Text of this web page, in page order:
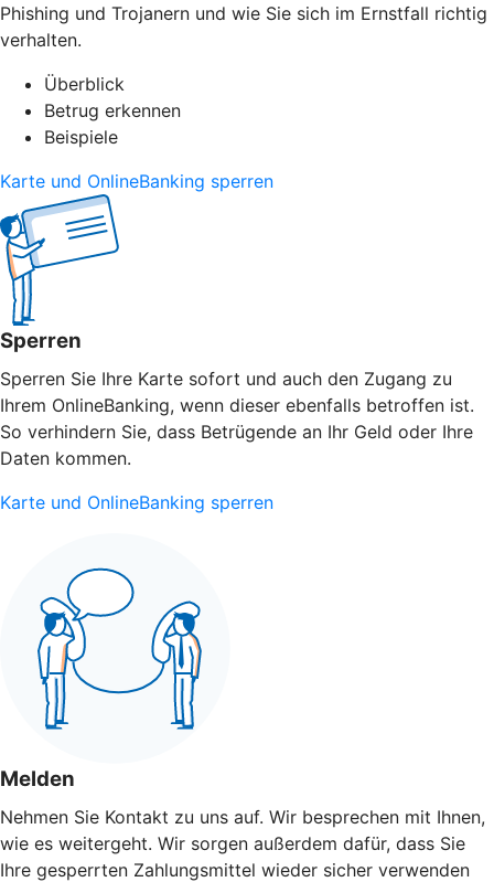
Phishing und Trojanern und wie Sie sich im Ernstfall richtig
verhalten.
Überblick
Betrug erkennen
Beispiele
Karte und OnlineBanking sperren
Sperren
Sperren Sie Ihre Karte sofort und auch den Zugang zu
Ihrem OnlineBanking, wenn dieser ebenfalls betroffen ist.
So verhindern Sie, dass Betrügende an Ihr Geld oder Ihre
Daten kommen.
Karte und OnlineBanking sperren
Melden
Nehmen Sie Kontakt zu uns auf. Wir besprechen mit Ihnen,
wie es weitergeht. Wir sorgen außerdem dafür, dass Sie
Ihre gesperrten Zahlungsmittel wieder sicher verwenden